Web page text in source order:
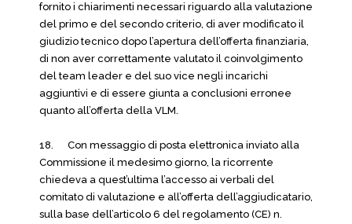
fornito i chiarimenti necessari riguardo alla valutazione
del primo e del secondo criterio, di aver modificato il
giudizio tecnico dopo l’apertura dell’offerta finanziaria,
di non aver correttamente valutato il coinvolgimento
del team leader e del suo vice negli incarichi
aggiuntivi e di essere giunta a conclusioni erronee
quanto all’offerta della VLM.
18. Con messaggio di posta elettronica inviato alla
Commissione il medesimo giorno, la ricorrente
chiedeva a quest’ultima l’accesso ai verbali del
comitato di valutazione e all’offerta dell’aggiudicatario,
sulla base dell’articolo 6 del regolamento (CE) n.